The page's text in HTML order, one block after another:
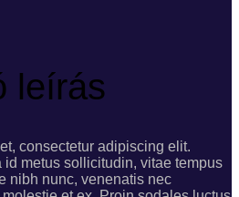
leírás
consectetur adipiscing elit.
metus sollicitudin, vitae tempus
nibh nunc, venenatis nec